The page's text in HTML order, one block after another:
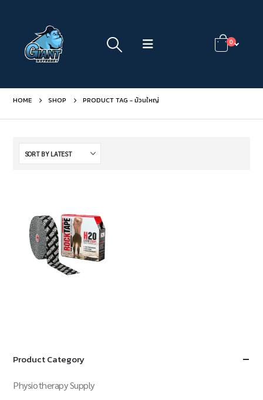
0
HOME SHOP PRODUCT TAG -ม้วนใหญ่
3,960.00
Product Category
Physiotherapy Supply